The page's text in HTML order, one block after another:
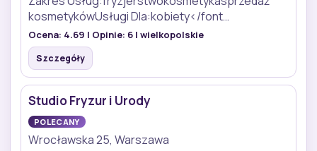
kosmetykówUsługi Dla:kobiety</font…
Ocena: 4.69 | Opinie: 6 | wielkopolskie
Szczegóły
Studio Fryzur i Urody
POLECANY
Wrocławska 25, Warszawa